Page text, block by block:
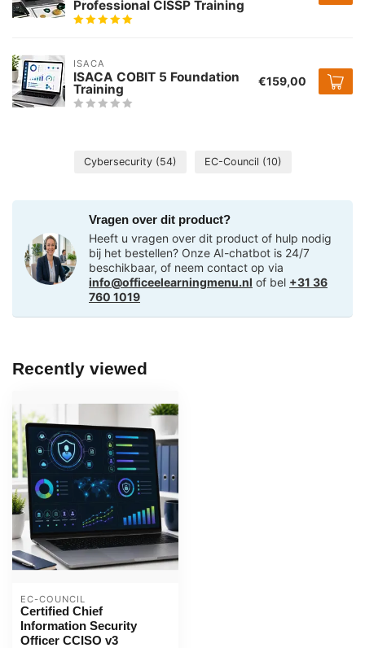
Professional CISSP Training
ISACA
ISACA COBIT 5 Foundation
Training €159,00
Cybersecurity (54) EC-Council (10)
Vragen over dit product?
Heeft u vragen over dit product of hulp nodig
bij het bestellen? Onze AI-chatbot is 24/7
beschikbaar, of neem contact op via
info@officeelearningmenu.nl of bel +31 36
760 1019
Recently viewed
EC-COUNCIL
Certified Chief
Information Security
Officer CCISO v3